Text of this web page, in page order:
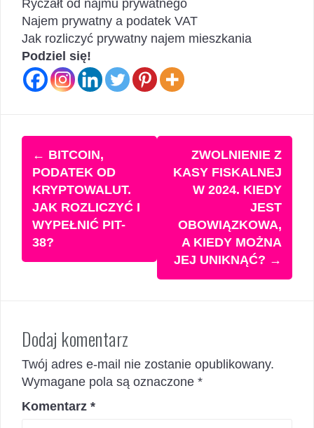
Ryczałt od najmu prywatnego
Najem prywatny a podatek VAT
Jak rozliczyć prywatny najem mieszkania
Podziel się!
Zobacz
wpisy
← BITCOIN,
PODATEK OD
KRYPTOWALUT.
JAK ROZLICZYĆ I
WYPEŁNIĆ PIT-
38?
ZWOLNIENIE Z
KASY FISKALNEJ
W 2024. KIEDY
JEST
OBOWIĄZKOWA,
A KIEDY MOŻNA
JEJ UNIKNĄĆ? →
Dodaj komentarz
Twój adres e-mail nie zostanie opublikowany.
Wymagane pola są oznaczone *
Komentarz *